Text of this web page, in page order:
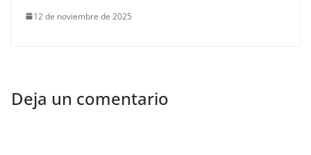
12 de noviembre de 2025
Deja un comentario